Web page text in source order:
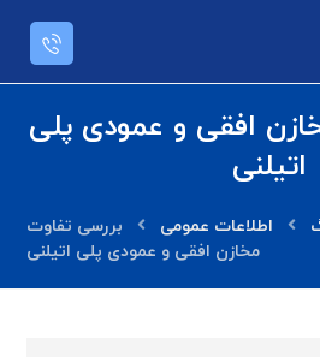
افقی و عمودی پلی
اتیلنی
اطلاعات عمومی
بررسی تفاوت
مخازن افقی و عمودی پلی اتیلنی